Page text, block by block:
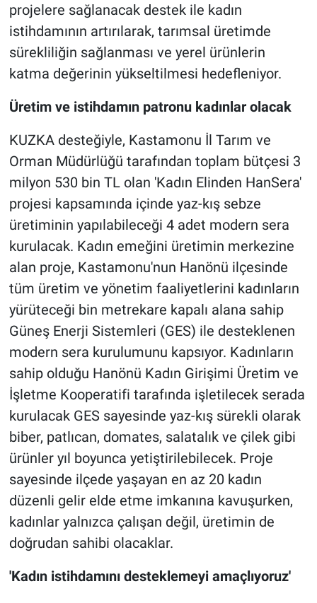
projelere sağlanacak destek ile kadın
istihdamının artırılarak, tarımsal üretimde
sürekliliğin sağlanması ve yerel ürünlerin
katma değerinin yükseltilmesi hedefleniyor.
Üretim ve istihdamın patronu kadınlar olacak
KUZKA desteğiyle, Kastamonu İl Tarım ve
Orman Müdürlüğü tarafından toplam bütçesi 3
milyon 530 bin TL olan 'Kadın Elinden HanSera'
projesi kapsamında içinde yaz-kış sebze
üretiminin yapılabileceği 4 adet modern sera
kurulacak. Kadın emeğini üretimin merkezine
alan proje, Kastamonu'nun Hanönü ilçesinde
tüm üretim ve yönetim faaliyetlerini kadınların
yürüteceği bin metrekare kapalı alana sahip
Güneş Enerji Sistemleri (GES) ile desteklenen
modern sera kurulumunu kapsıyor. Kadınların
sahip olduğu Hanönü Kadın Girişimi Üretim ve
İşletme Kooperatifi tarafında işletilecek serada
kurulacak GES sayesinde yaz-kış sürekli olarak
biber, patlıcan, domates, salatalık ve çilek gibi
ürünler yıl boyunca yetiştirilebilecek. Proje
sayesinde ilçede yaşayan en az 20 kadın
düzenli gelir elde etme imkanına kavuşurken,
kadınlar yalnızca çalışan değil, üretimin de
doğrudan sahibi olacaklar.
'Kadın istihdamını desteklemeyi amaçlıyoruz'